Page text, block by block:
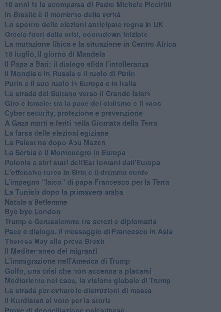
10 anni fa la scomparsa di Padre Michele Piccirilli
In Brasile è il momento della verità
Lo spettro delle elezioni anticipate regna in UK
Grecia fuori dalla crisi, countdown iniziato
La mutazione libica e la situazione in Centro Africa
18 luglio, il giorno di Mandela
Il Papa a Bari: il dialogo sfida l’intolleranza
Il Mondiale in Russia e il ruolo di Putin
Putin e il suo ruolo in Europa e in Italia
La strada del Sultano verso il Grande Islam
Giro e Israele: tra la pace del ciclismo e il caos
Cyber security, protezione e prevenzione
A Gaza morti e feriti nella Giornata della Terra
La farsa delle elezioni egiziane
La Palestina dopo Abu Mazen
La Serbia e il Montenegro in Europa
Polonia e altri stati dell'Est lontani dall'Europa
L'offensiva turca in Siria e il dramma curdo
L’impegno “laico” di papa Francesco per la Terra
La Tunisia dopo la primavera araba
Natale a Betlemme
Bye bye London
Trump e Gerusalemme tra screzi e diplomazia
Pace e dialogo, il messaggio di Francesco in Asia
Theresa May alla prova Brexit
Il Mediterraneo dei migranti
L'immigrazione nell'America di Trump
Golfo, una crisi che non accenna a placarsi
Medioriente nel caos, la visione globale di Trump
La strada per evitare le distruzioni di massa
Il Kurdistan al voto per la storia
Prove di riconciliazione palestinese